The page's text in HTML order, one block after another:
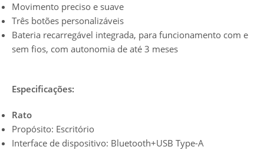
Movimento preciso e suave
Três botões personalizáveis
Bateria recarregável integrada, para funcionamento com e
sem fios, com autonomia de até 3 meses
Especificações:
Rato
Propósito: Escritório
Interface de dispositivo: Bluetooth+USB Type-A